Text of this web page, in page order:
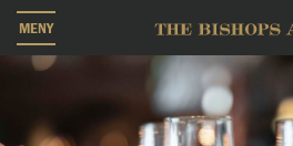
MENY